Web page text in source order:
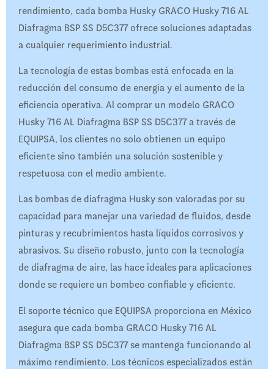
rendimiento, cada bomba Husky GRACO Husky 716 AL
Diafragma BSP SS D5C377 ofrece soluciones adaptadas
a cualquier requerimiento industrial.
La tecnología de estas bombas está enfocada en la
reducción del consumo de energía y el aumento de la
eficiencia operativa. Al comprar un modelo GRACO
Husky 716 AL Diafragma BSP SS D5C377 a través de
EQUIPSA, los clientes no solo obtienen un equipo
eficiente sino también una solución sostenible y
respetuosa con el medio ambiente.
Las bombas de diafragma Husky son valoradas por su
capacidad para manejar una variedad de fluidos, desde
pinturas y recubrimientos hasta líquidos corrosivos y
abrasivos. Su diseño robusto, junto con la tecnología
de diafragma de aire, las hace ideales para aplicaciones
donde se requiere un bombeo confiable y eficiente.
El soporte técnico que EQUIPSA proporciona en México
asegura que cada bomba GRACO Husky 716 AL
Diafragma BSP SS D5C377 se mantenga funcionando al
máximo rendimiento. Los técnicos especializados están